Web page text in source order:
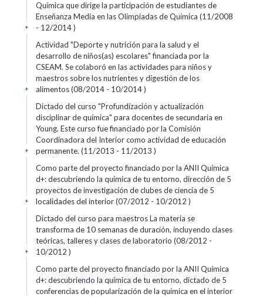
Química que dirige la participación de estudiantes de
Enseñanza Media en las Olimpíadas de Química (11/2008
- 12/2014 )
+
Actividad "Deporte y nutrición para la salud y el
desarrollo de niños(as) escolares" financiada por la
CSEAM. Se colaboró en las actividades para niños y
maestros sobre los nutrientes y digestión de los
alimentos (08/2014 - 10/2014 )
+
Dictado del curso "Profundización y actualización
disciplinar de química" para docentes de secundaria en
Young. Este curso fue financiado por la Comisión
Coordinadora del Interior como actividad de educación
permanente. (11/2013 - 11/2013 )
+
Como parte del proyecto financiado por la ANII Química
d+: descubriendo la química de tu entorno, dirección de 5
proyectos de investigación de clubes de ciencia de 5
localidades del interior (07/2012 - 10/2012 )
+
Dictado del curso para maestros La materia se
transforma de 10 semanas de duración, incluyendo clases
teóricas, talleres y clases de laboratorio (08/2012 -
10/2012 )
+
Como parte del proyecto financiado por la ANII Química
d+: descubriendo la química de tu entorno, dictado de 5
conferencias de popularización de la química en el interior